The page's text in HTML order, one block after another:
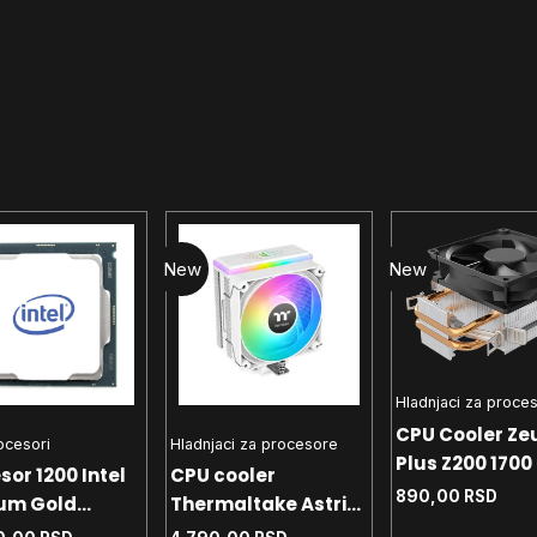
1200 Intel
Gold
New
Hladnjaci za procesore
CPU cooler
Thermaltake Astria
New
Hladnjaci za
CPU Cooler
Plus Z200 1700
- AM4 - AM5
890,00 RSD